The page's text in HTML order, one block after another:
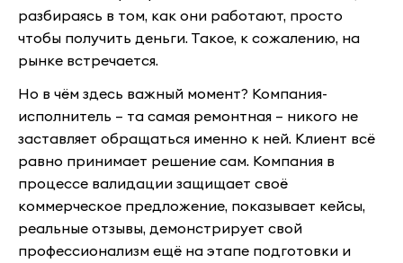
разбираясь в том, как они работают, просто
чтобы получить деньги. Такое, к сожалению, на
рынке встречается.
Но в чём здесь важный момент? Компания-
исполнитель – та самая ремонтная – никого не
заставляет обращаться именно к ней. Клиент всё
равно принимает решение сам. Компания в
процессе валидации защищает своё
коммерческое предложение, показывает кейсы,
реальные отзывы, демонстрирует свой
профессионализм ещё на этапе подготовки и